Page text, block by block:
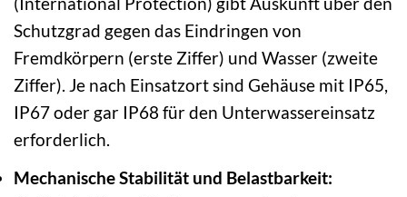
Schutzgrad gegen das Eindringen von
Fremdkörpern (erste Ziffer) und Wasser (zweite
Ziffer). Je nach Einsatzort sind Gehäuse mit IP65,
IP67 oder gar IP68 für den Unterwassereinsatz
erforderlich.
Mechanische Stabilität und Belastbarkeit: